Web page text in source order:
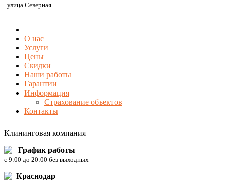
улица Северная
О нас
Услуги
Цены
Скидки
Наши работы
Гарантии
Информация
Страхование объектов
Контакты
Клининговая компания
График работы
c 9:00 до 20:00 без выходных
Краснодар